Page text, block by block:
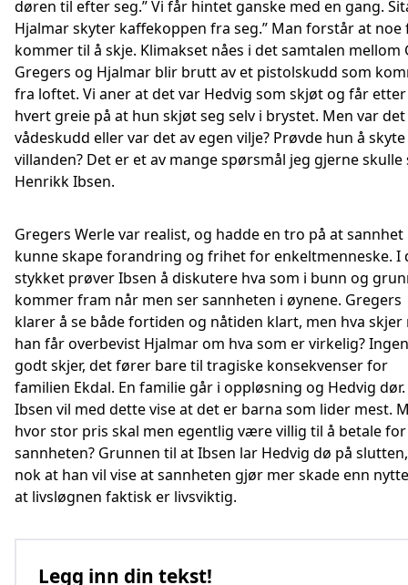
døren til efter seg.” Vi får hintet ganske med en gang.
Hjalmar skyter kaffekoppen fra seg.” Man forstår at
kommer til å skje. Klimakset nåes i det samtalen mellom
Gregers og Hjalmar blir brutt av et pistolskudd som
fra loftet. Vi aner at det var Hedvig som skjøt og får etter
hvert greie på at hun skjøt seg selv i brystet. Men var
vådeskudd eller var det av egen vilje? Prøvde hun å skyte
villanden? Det er et av mange spørsmål jeg gjerne skulle
Henrikk Ibsen.
Gregers Werle var realist, og hadde en tro på at sannhet
kunne skape forandring og frihet for enkeltmenneske. I
stykket prøver Ibsen å diskutere hva som i bunn og
kommer fram når men ser sannheten i øynene. Gregers
klarer å se både fortiden og nåtiden klart, men hva skjer
han får overbevist Hjalmar om hva som er virkelig?
godt skjer, det fører bare til tragiske konsekvenser for
familien Ekdal. En familie går i oppløsning og Hedvig dør.
Ibsen vil med dette vise at det er barna som lider mest.
hvor stor pris skal men egentlig være villig til å betale for
sannheten? Grunnen til at Ibsen lar Hedvig dø på
nok at han vil vise at sannheten gjør mer skade enn
at livsløgnen faktisk er livsviktig.
Legg inn din tekst!